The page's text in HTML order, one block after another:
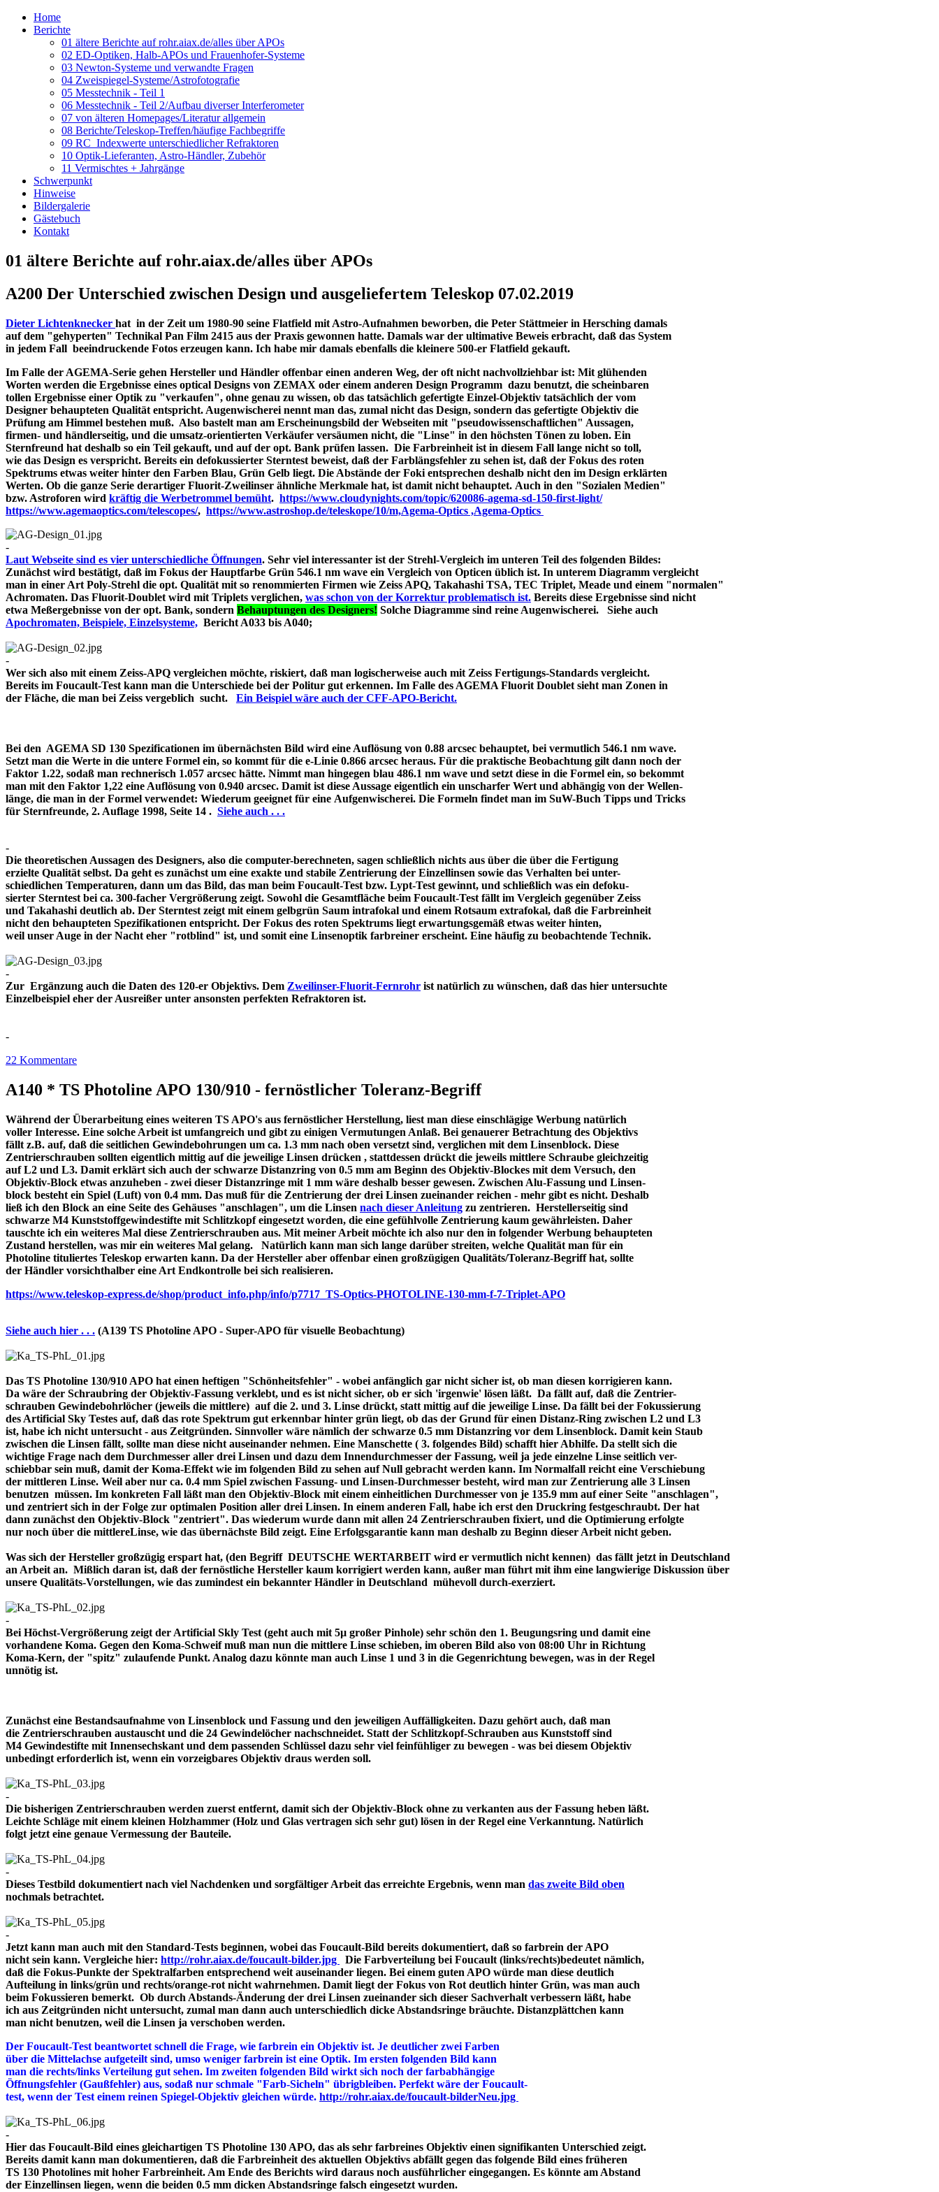
Home
Berichte
01 ältere Berichte auf rohr.aiax.de/alles über APOs
02 ED-Optiken, Halb-APOs und Frauenhofer-Systeme
03 Newton-Systeme und verwandte Fragen
04 Zweispiegel-Systeme/Astrofotografie
05 Messtechnik - Teil 1
06 Messtechnik - Teil 2/Aufbau diverser Interferometer
07 von älteren Homepages/Literatur allgemein
08 Berichte/Teleskop-Treffen/häufige Fachbegriffe
09 RC_Indexwerte unterschiedlicher Refraktoren
10 Optik-Lieferanten, Astro-Händler, Zubehör
11 Vermischtes + Jahrgänge
Schwerpunkt
Hinweise
Bildergalerie
Gästebuch
Kontakt
01 ältere Berichte auf rohr.aiax.de/alles über APOs
A200 Der Unterschied zwischen Design und ausgeliefertem Teleskop 07.02.2019
Dieter Lichtenknecker hat in der Zeit um 1980-90 seine Flatfield mit Astro-Aufnahmen beworben, die Peter Stättmeier in Hersching damals
auf dem "gehyperten" Technikal Pan Film 2415 aus der Praxis gewonnen hatte. Damals war der ultimative Beweis erbracht, daß das System
in jedem Fall beeindruckende Fotos erzeugen kann. Ich habe mir damals ebenfalls die kleinere 500-er Flatfield gekauft.
Im Falle der AGEMA-Serie gehen Hersteller und Händler offenbar einen anderen Weg, der oft nicht nachvollziehbar ist: Mit glühenden
Worten werden die Ergebnisse eines optical Designs von ZEMAX oder einem anderen Design Programm dazu benutzt, die scheinbaren
tollen Ergebnisse einer Optik zu "verkaufen", ohne genau zu wissen, ob das tatsächlich gefertigte Einzel-Objektiv tatsächlich der vom
Designer behaupteten Qualität entspricht. Augenwischerei nennt man das, zumal nicht das Design, sondern das gefertigte Objektiv die
Prüfung am Himmel bestehen muß. Also bastelt man am Erscheinungsbild der Webseiten mit "pseudowissenschaftlichen" Aussagen,
firmen- und händlerseitig, und die umsatz-orientierten Verkäufer versäumen nicht, die "Linse" in den höchsten Tönen zu loben. Ein
Sternfreund hat deshalb so ein Teil gekauft, und auf der opt. Bank prüfen lassen. Die Farbreinheit ist in diesem Fall lange nicht so toll,
wie das Design es verspricht. Bereits ein defokussierter Sterntest beweist, daß der Farblängsfehler zu sehen ist, daß der Fokus des roten
Spektrums etwas weiter hinter den Farben Blau, Grün Gelb liegt. Die Abstände der Foki entsprechen deshalb nicht den im Design erklärten
Werten. Ob die ganze Serie derartiger Fluorit-Zweilinser ähnliche Merkmale hat, ist damit nicht behauptet. Auch in den "Sozialen Medien"
bzw. Astroforen wird kräftig die Werbetrommel bemüht. https://www.cloudynights.com/topic/620086-agema-sd-150-first-light/
https://www.agemaoptics.com/telescopes/, https://www.astroshop.de/teleskope/10/m,Agema-Optics ,Agema-Optics
-
Laut Webseite sind es vier unterschiedliche Öffnungen. Sehr viel interessanter ist der Strehl-Vergleich im unteren Teil des folgenden Bildes:
Zunächst wird bestätigt, daß im Fokus der Hauptfarbe Grün 546.1 nm wave ein Vergleich von Opticen üblich ist. In unterem Diagramm vergleicht
man in einer Art Poly-Strehl die opt. Qualität mit so renommierten Firmen wie Zeiss APQ, Takahashi TSA, TEC Triplet, Meade und einem "normalen"
Achromaten. Das Fluorit-Doublet wird mit Triplets verglichen, was schon von der Korrektur problematisch ist. Bereits diese Ergebnisse sind nicht
etwa Meßergebnisse von der opt. Bank, sondern Behauptungen des Designers! Solche Diagramme sind reine Augenwischerei. Siehe auch
Apochromaten, Beispiele, Einzelsysteme, Bericht A033 bis A040;
-
Wer sich also mit einem Zeiss-APQ vergleichen möchte, riskiert, daß man logischerweise auch mit Zeiss Fertigungs-Standards vergleicht.
Bereits im Foucault-Test kann man die Unterschiede bei der Politur gut erkennen. Im Falle des AGEMA Fluorit Doublet sieht man Zonen in
der Fläche, die man bei Zeiss vergeblich sucht. Ein Beispiel wäre auch der CFF-APO-Bericht.
Bei den AGEMA SD 130 Spezificationen im übernächsten Bild wird eine Auflösung von 0.88 arcsec behauptet, bei vermutlich 546.1 nm wave.
Setzt man die Werte in die untere Formel ein, so kommt für die e-Linie 0.866 arcsec heraus. Für die praktische Beobachtung gilt dann noch der
Faktor 1.22, sodaß man rechnerisch 1.057 arcsec hätte. Nimmt man hingegen blau 486.1 nm wave und setzt diese in die Formel ein, so bekommt
man mit den Faktor 1,22 eine Auflösung von 0.940 arcsec. Damit ist diese Aussage eigentlich ein unscharfer Wert und abhängig von der Wellen-
länge, die man in der Formel verwendet: Wiederum geeignet für eine Aufgenwischerei. Die Formeln findet man im SuW-Buch Tipps und Tricks
für Sternfreunde, 2. Auflage 1998, Seite 14 . Siehe auch . . .
-
Die theoretischen Aussagen des Designers, also die computer-berechneten, sagen schließlich nichts aus über die über die Fertigung
erzielte Qualität selbst. Da geht es zunächst um eine exakte und stabile Zentrierung der Einzellinsen sowie das Verhalten bei unter-
schiedlichen Temperaturen, dann um das Bild, das man beim Foucault-Test bzw. Lypt-Test gewinnt, und schließlich was ein defoku-
sierter Sterntest bei ca. 300-facher Vergrößerung zeigt. Sowohl die Gesamtfläche beim Foucault-Test fällt im Vergleich gegenüber Zeiss
und Takahashi deutlich ab. Der Sterntest zeigt mit einem gelbgrün Saum intrafokal und einem Rotsaum extrafokal, daß die Farbreinheit
nicht den behaupteten Spezifikationen entspricht. Der Fokus des roten Spektrums liegt erwartungsgemäß etwas weiter hinten,
weil unser Auge in der Nacht eher "rotblind" ist, und somit eine Linsenoptik farbreiner erscheint. Eine häufig zu beobachtende Technik.
-
Zur Ergänzung auch die Daten des 120-er Objektivs. Dem Zweilinser-Fluorit-Fernrohr ist natürlich zu wünschen, daß das hier untersuchte
Einzelbeispiel eher der Ausreißer unter ansonsten perfekten Refraktoren ist.
-
22 Kommentare
A140 * TS Photoline APO 130/910 - fernöstlicher Toleranz-Begriff
Während der Überarbeitung eines weiteren TS APO's aus fernöstlicher Herstellung, liest man diese einschlägige Werbung natürlich
voller Interesse. Eine solche Arbeit ist umfangreich und gibt zu einigen Vermutungen Anlaß. Bei genauerer Betrachtung des Objektivs
fällt z.B. auf, daß die seitlichen Gewindebohrungen um ca. 1.3 mm nach oben versetzt sind, verglichen mit dem Linsenblock. Diese
Zentrierschrauben sollten eigentlich mittig auf die jeweilige Linsen drücken , stattdessen drückt die jeweils mittlere Schraube gleichzeitig
auf L2 und L3. Damit erklärt sich auch der schwarze Distanzring von 0.5 mm am Beginn des Objektiv-Blockes mit dem Versuch, den
Objektiv-Block etwas anzuheben - zwei dieser Distanzringe mit 1 mm wäre deshalb besser gewesen. Zwischen Alu-Fassung und Linsen-
block besteht ein Spiel (Luft) von 0.4 mm. Das muß für die Zentrierung der drei Linsen zueinander reichen - mehr gibt es nicht. Deshalb
ließ ich den Block an eine Seite des Gehäuses "anschlagen", um die Linsen nach dieser Anleitung zu zentrieren. Herstellerseitig sind
schwarze M4 Kunststoffgewindestifte mit Schlitzkopf eingesetzt worden, die eine gefühlvolle Zentrierung kaum gewährleisten. Daher
tauschte ich ein weiteres Mal diese Zentrierschrauben aus. Mit meiner Arbeit möchte ich also nur den in folgender Werbung behaupteten
Zustand herstellen, was mir ein weiteres Mal gelang. Natürlich kann man sich lange darüber streiten, welche Qualität man für ein
Photoline tituliertes Teleskop erwarten kann. Da der Hersteller aber offenbar einen großzügigen Qualitäts/Toleranz-Begriff hat, sollte
der Händler vorsichthalber eine Art Endkontrolle bei sich realisieren.
https://www.teleskop-express.de/shop/product_info.php/info/p7717_TS-Optics-PHOTOLINE-130-mm-f-7-Triplet-APO
Siehe auch hier . . . (A139 TS Photoline APO - Super-APO für visuelle Beobachtung)
Das TS Photoline 130/910 APO hat einen heftigen "Schönheitsfehler" - wobei anfänglich gar nicht sicher ist, ob man diesen korrigieren kann.
Da wäre der Schraubring der Objektiv-Fassung verklebt, und es ist nicht sicher, ob er sich 'irgenwie' lösen läßt. Da fällt auf, daß die Zentrier-
schrauben Gewindebohrlöcher (jeweils die mittlere) auf die 2. und 3. Linse drückt, statt mittig auf die jeweilige Linse. Da fällt bei der Fokussierung
des Artificial Sky Testes auf, daß das rote Spektrum gut erkennbar hinter grün liegt, ob das der Grund für einen Distanz-Ring zwischen L2 und L3
ist, habe ich nicht untersucht - aus Zeitgründen. Sinnvoller wäre nämlich der schwarze 0.5 mm Distanzring vor dem Linsenblock. Damit kein Staub
zwischen die Linsen fällt, sollte man diese nicht auseinander nehmen. Eine Manschette ( 3. folgendes Bild) schafft hier Abhilfe. Da stellt sich die
wichtige Frage nach dem Durchmesser aller drei Linsen und dazu dem Innendurchmesser der Fassung, weil ja jede einzelne Linse seitlich ver-
schiebbar sein muß, damit der Koma-Effekt wie im folgenden Bild zu sehen auf Null gebracht werden kann. Im Normalfall reicht eine Verschiebung
der mittleren Linse. Weil aber nur ca. 0.4 mm Spiel zwischen Fassung- und Linsen-Durchmesser besteht, wird man zur Zentrierung alle 3 Linsen
benutzen müssen. Im konkreten Fall läßt man den Objektiv-Block mit einem einheitlichen Durchmesser von je 135.9 mm auf einer Seite "anschlagen",
und zentriert sich in der Folge zur optimalen Position aller drei Linsen. In einem anderen Fall, habe ich erst den Druckring festgeschraubt. Der hat
dann zunächst den Objektiv-Block "zentriert". Das wiederum wurde dann mit allen 24 Zentrierschrauben fixiert, und die Optimierung erfolgte
nur noch über die mittlereLinse, wie das übernächste Bild zeigt. Eine Erfolgsgarantie kann man deshalb zu Beginn dieser Arbeit nicht geben.
Was sich der Hersteller großzügig erspart hat, (den Begriff DEUTSCHE WERTARBEIT wird er vermutlich nicht kennen) das fällt jetzt in Deutschland
an Arbeit an. Mißlich daran ist, daß der fernöstliche Hersteller kaum korrigiert werden kann, außer man führt mit ihm eine langwierige Diskussion über
unsere Qualitäts-Vorstellungen, wie das zumindest ein bekannter Händler in Deutschland mühevoll durch-exerziert.
-
Bei Höchst-Vergrößerung zeigt der Artificial Skly Test (geht auch mit 5µ großer Pinhole) sehr schön den 1. Beugungsring und damit eine
vorhandene Koma. Gegen den Koma-Schweif muß man nun die mittlere Linse schieben, im oberen Bild also von 08:00 Uhr in Richtung
Koma-Kern, der "spitz" zulaufende Punkt. Analog dazu könnte man auch Linse 1 und 3 in die Gegenrichtung bewegen, was in der Regel
unnötig ist.
Zunächst eine Bestandsaufnahme von Linsenblock und Fassung und den jeweiligen Auffälligkeiten. Dazu gehört auch, daß man
die Zentrierschrauben austauscht und die 24 Gewindelöcher nachschneidet. Statt der Schlitzkopf-Schrauben aus Kunststoff sind
M4 Gewindestifte mit Innensechskant und dem passenden Schlüssel dazu sehr viel feinfühliger zu bewegen - was bei diesem Objektiv
unbedingt erforderlich ist, wenn ein vorzeigbares Objektiv draus werden soll.
-
Die bisherigen Zentrierschrauben werden zuerst entfernt, damit sich der Objektiv-Block ohne zu verkanten aus der Fassung heben läßt.
Leichte Schläge mit einem kleinen Holzhammer (Holz und Glas vertragen sich sehr gut) lösen in der Regel eine Verkanntung. Natürlich
folgt jetzt eine genaue Vermessung der Bauteile.
-
Dieses Testbild dokumentiert nach viel Nachdenken und sorgfältiger Arbeit das erreichte Ergebnis, wenn man das zweite Bild oben
nochmals betrachtet.
-
Jetzt kann man auch mit den Standard-Tests beginnen, wobei das Foucault-Bild bereits dokumentiert, daß so farbrein der APO
nicht sein kann. Vergleiche hier: http://rohr.aiax.de/foucault-bilder.jpg
Die Farbverteilung bei Foucault (links/rechts)bedeutet nämlich,
daß die Fokus-Punkte der Spektralfarben entsprechend weit auseinander liegen. Bei einem guten APO würde man diese deutlich
Aufteilung in links/grün und rechts/orange-rot nicht wahrnehmen. Damit liegt der Fokus von Rot deutlich hinter Grün, was man auch
beim Fokussieren bemerkt. Ob durch Abstands-Änderung der drei Linsen zueinander sich dieser Sachverhalt verbessern läßt, habe
ich aus Zeitgründen nicht untersucht, zumal man dann auch unterschiedlich dicke Abstandsringe bräuchte. Distanzplättchen kann
man nicht benutzen, weil die Linsen ja verschoben werden.
Der Foucault-Test beantwortet schnell die Frage, wie farbrein ein Objektiv ist. Je deutlicher zwei Farben
über die Mittelachse aufgeteilt sind, umso weniger farbrein ist eine Optik. Im ersten folgenden Bild kann
man die rechts/links Verteilung gut sehen. Im zweiten folgenden Bild wirkt sich noch der farbabhängige
Öffnungsfehler (Gaußfehler) aus, sodaß nur schmale "Farb-Sicheln" übrigbleiben. Perfekt wäre der Foucault-
test, wenn der Test einem reinen Spiegel-Objektiv gleichen würde. http://rohr.aiax.de/foucault-bilderNeu.jpg
-
Hier das Foucault-Bild eines gleichartigen TS Photoline 130 APO, das als sehr farbreines Objektiv einen signifikanten Unterschied zeigt.
Bereits damit kann man dokumentieren, daß die Farbreinheit des aktuellen Objektivs abfällt gegen das folgende Bild eines früheren
TS 130 Photolines mit hoher Farbreinheit. Am Ende des Berichts wird daraus noch ausführlicher eingegangen. Es könnte am Abstand
der Einzellinsen liegen, wenn die beiden 0.5 mm dicken Abstandsringe falsch eingesetzt wurden.